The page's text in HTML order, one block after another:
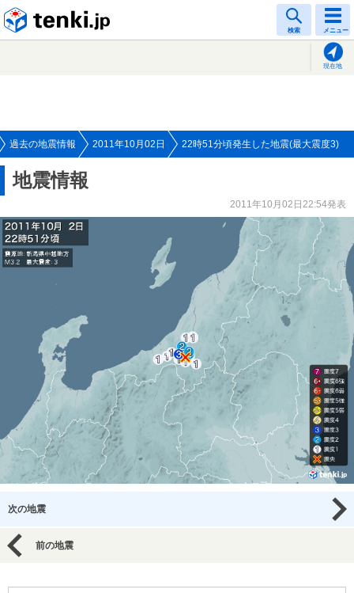
検索 メニュー
現在地
過去の地震情報 2011年10月02日 22時51分頃発生した地震(最大震度3)
地震情報
2011年10月02日22:54発表
次の地震
前の地震